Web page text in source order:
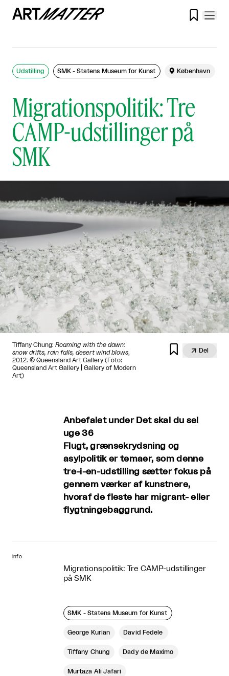

Migrationspolitik: Tre
CAMP-udstillinger på
SMK
Udstilling SMK - Statens Museum for Kunst  København
Tiffany Chung: Roaming with the dawn:
snow drifts, rain falls, desert wind blows,
2012. © Queensland Art Gallery (Foto:
Queensland Art Gallery | Gallery of Modern
Art)
  Del
Anbefalet under Det skal du se!
uge 36
Flugt, grænsekrydsning og
asylpolitik er temaer, som denne
tre-i-en-udstilling sætter fokus på
gennem værker af kunstnere,
hvoraf de fleste har migrant- eller
flygtningebaggrund.
info
Migrationspolitik: Tre CAMP-udstillinger
på SMK
SMK - Statens Museum for Kunst
George Kurian David Fedele
Tiffany Chung Dady de Maximo
Murtaza Ali Jafari